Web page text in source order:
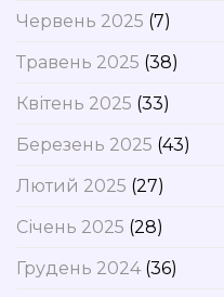
Червень 2025 (7)
Травень 2025 (38)
Квітень 2025 (33)
Березень 2025 (43)
Лютий 2025 (27)
Січень 2025 (28)
Грудень 2024(36)